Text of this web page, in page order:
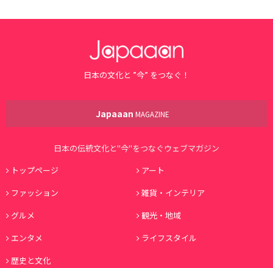
日本の文化と ”今” をつなぐ！
Japaaan MAGAZINE
日本の伝統文化と"今"をつなぐウェブマガジン
トップページ
アート
ファッション
雑貨・インテリア
グルメ
観光・地域
エンタメ
ライフスタイル
歴史と文化